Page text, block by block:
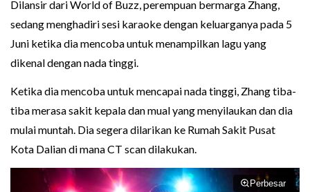
Dilansir dari World of Buzz, perempuan bermarga Zhang,
sedang menghadiri sesi karaoke dengan keluarganya pada 5
Juni ketika dia mencoba untuk menampilkan lagu yang
dikenal dengan nada tinggi.
Ketika dia mencoba untuk mencapai nada tinggi, Zhang tiba-
tiba merasa sakit kepala dan mual yang menyilaukan dan dia
mulai muntah. Dia segera dilarikan ke Rumah Sakit Pusat
Kota Dalian di mana CT scan dilakukan.
Perbesar